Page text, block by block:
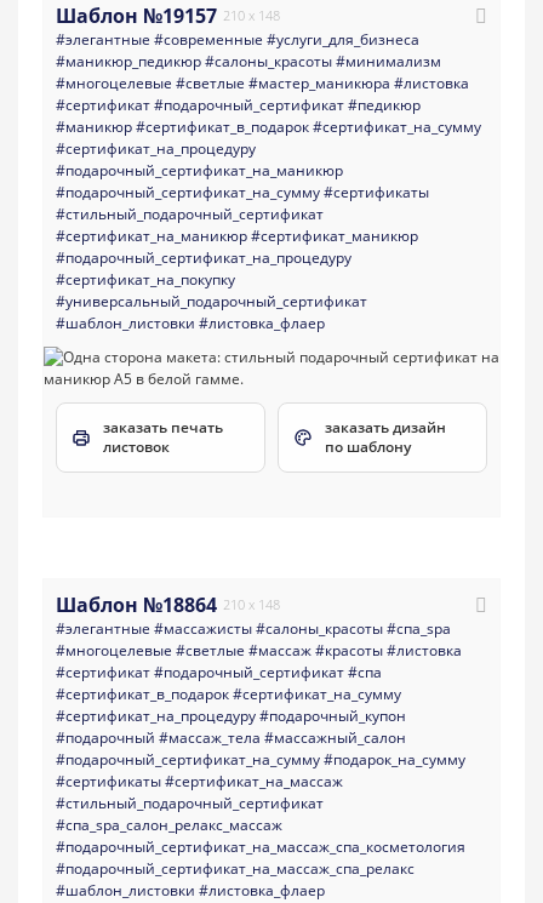
Шаблон №19157 210 x 148
#элегантные #современные #услуги_для_бизнеса
#маникюр_педикюр#салоны_красоты#минимализм
#многоцелевые #светлые #мастер_маникюра #листовка
#сертификат#подарочный_сертификат#педикюр
#маникюр#сертификат_в_подарок#сертификат_на_сумму
#сертификат_на_процедуру
#подарочный_сертификат_на_маникюр
#подарочный_сертификат_на_сумму#сертификаты
#стильный_подарочный_сертификат
#сертификат_на_маникюр#сертификат_маникюр
#подарочный_сертификат_на_процедуру
#сертификат_на_покупку
#универсальный_подарочный_сертификат
#шаблон_листовки #листовка_флаер
заказать печать
листовок
заказать дизайн
по шаблону
Шаблон №18864 210 x 148
#элегантные #массажисты#салоны_красоты#спа_spa
#многоцелевые #светлые #массаж#красоты#листовка
#сертификат#подарочный_сертификат#спа
#сертификат_в_подарок#сертификат_на_сумму
#сертификат_на_процедуру#подарочный_купон
#подарочный #массаж_тела #массажный_салон
#подарочный_сертификат_на_сумму#подарок_на_сумму
#сертификаты#сертификат_на_массаж
#стильный_подарочный_сертификат
#спа_spa_салон_релакс_массаж
#подарочный_сертификат_на_массаж_спа_косметология
#подарочный_сертификат_на_массаж_спа_релакс
#шаблон_листовки #листовка_флаер